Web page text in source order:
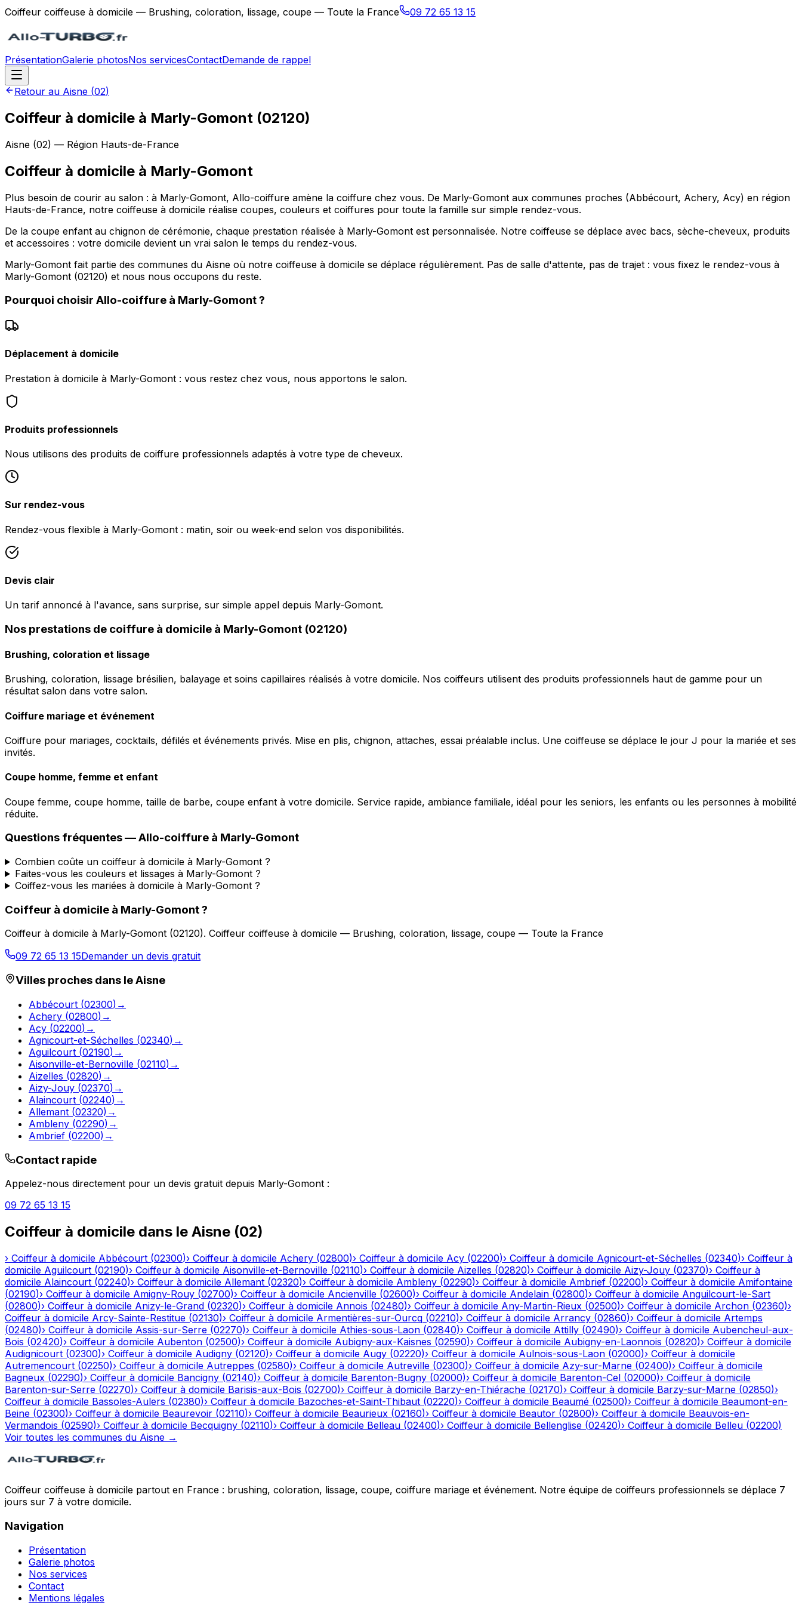
Coiffeur coiffeuse à domicile — Brushing, coloration, lissage, coupe — Toute la France 09 72 65 13 15
PrésentationGalerie photosNos servicesContactDemande de rappel
Retour au Aisne (02)
Coiffeur à domicile à Marly-Gomont (02120)
Aisne (02) — Région Hauts-de-France
Coiffeur à domicile à Marly-Gomont
Plus besoin de courir au salon : à Marly-Gomont, Allo-coiffure amène la coiffure chez vous. De Marly-Gomont aux communes proches (Abbécourt, Achery, Acy) en région
Hauts-de-France, notre coiffeuse à domicile réalise coupes, couleurs et coiffures pour toute la famille sur simple rendez-vous.
De la coupe enfant au chignon de cérémonie, chaque prestation réalisée à Marly-Gomont est personnalisée. Notre coiffeuse se déplace avec bacs, sèche-cheveux, produits
et accessoires : votre domicile devient un vrai salon le temps du rendez-vous.
Marly-Gomont fait partie des communes du Aisne où notre coiffeuse à domicile se déplace régulièrement. Pas de salle d'attente, pas de trajet : vous fixez le rendez-vous à
Marly-Gomont (02120) et nous nous occupons du reste.
Pourquoi choisir Allo-coiffure à Marly-Gomont?
Déplacement à domicile
Prestation à domicile à Marly-Gomont : vous restez chez vous, nous apportons le salon.
Produits professionnels
Nous utilisons des produits de coiffure professionnels adaptés à votre type de cheveux.
Sur rendez-vous
Rendez-vous flexible à Marly-Gomont : matin, soir ou week-end selon vos disponibilités.
Devis clair
Un tarif annoncé à l'avance, sans surprise, sur simple appel depuis Marly-Gomont.
Nos prestations de coiffure à domicile à Marly-Gomont (02120)
Brushing, coloration et lissage
Brushing, coloration, lissage brésilien, balayage et soins capillaires réalisés à votre domicile. Nos coiffeurs utilisent des produits professionnels haut de gamme pour un
résultat salon dans votre salon.
Coiffure mariage et événement
Coiffure pour mariages, cocktails, défilés et événements privés. Mise en plis, chignon, attaches, essai préalable inclus. Une coiffeuse se déplace le jour J pour la mariée et ses
invités.
Coupe homme, femme et enfant
Coupe femme, coupe homme, taille de barbe, coupe enfant à votre domicile. Service rapide, ambiance familiale, idéal pour les seniors, les enfants ou les personnes à mobilité
réduite.
Questions fréquentes —Allo-coiffure à Marly-Gomont
Combien coûte un coiffeur à domicile à Marly-Gomont ?
Faites-vous les couleurs et lissages à Marly-Gomont ?
Coiffez-vous les mariées à domicile à Marly-Gomont ?
Coiffeur à domicile à Marly-Gomont?
Coiffeur à domicile à Marly-Gomont (02120). Coiffeur coiffeuse à domicile — Brushing, coloration, lissage, coupe — Toute la France
09 72 65 13 15Demander un devis gratuit
Villes proches dans leAisne
Abbécourt (02300) →
Achery (02800) →
Acy (02200) →
Agnicourt-et-Séchelles (02340) →
Aguilcourt (02190) →
Aisonville-et-Bernoville (02110) →
Aizelles (02820) →
Aizy-Jouy (02370) →
Alaincourt (02240) →
Allemant (02320) →
Ambleny (02290) →
Ambrief (02200) →
Contact rapide
Appelez-nous directement pour un devis gratuit depuis Marly-Gomont :
09 72 65 13 15
Coiffeur à domicile dans le Aisne (02)
› Coiffeur à domicile Abbécourt (02300)› Coiffeur à domicile Achery (02800)› Coiffeur à domicile Acy (02200)› Coiffeur à domicile Agnicourt-et-Séchelles (02340)› Coiffeur à
domicile Aguilcourt (02190)› Coiffeur à domicile Aisonville-et-Bernoville (02110)› Coiffeur à domicile Aizelles (02820)› Coiffeur à domicile Aizy-Jouy (02370)› Coiffeur à
domicile Alaincourt (02240)› Coiffeur à domicile Allemant (02320)› Coiffeur à domicile Ambleny (02290)› Coiffeur à domicile Ambrief (02200)› Coiffeur à domicile Amifontaine
(02190)› Coiffeur à domicile Amigny-Rouy (02700)› Coiffeur à domicile Ancienville (02600)› Coiffeur à domicile Andelain (02800)› Coiffeur à domicile Anguilcourt-le-Sart
(02800)› Coiffeur à domicile Anizy-le-Grand (02320)› Coiffeur à domicile Annois (02480)› Coiffeur à domicile Any-Martin-Rieux (02500)› Coiffeur à domicile Archon (02360)›
Coiffeur à domicile Arcy-Sainte-Restitue (02130)› Coiffeur à domicile Armentières-sur-Ourcq (02210)› Coiffeur à domicile Arrancy (02860)› Coiffeur à domicile Artemps
(02480)› Coiffeur à domicile Assis-sur-Serre (02270)› Coiffeur à domicile Athies-sous-Laon (02840)› Coiffeur à domicile Attilly (02490)› Coiffeur à domicile Aubencheul-aux-
Bois (02420)› Coiffeur à domicile Aubenton (02500)› Coiffeur à domicile Aubigny-aux-Kaisnes (02590)› Coiffeur à domicile Aubigny-en-Laonnois (02820)› Coiffeur à domicile
Audignicourt (02300)› Coiffeur à domicile Audigny (02120)› Coiffeur à domicile Augy (02220)› Coiffeur à domicile Aulnois-sous-Laon (02000)› Coiffeur à domicile
Autremencourt (02250)› Coiffeur à domicile Autreppes (02580)› Coiffeur à domicile Autreville (02300)› Coiffeur à domicile Azy-sur-Marne (02400)› Coiffeur à domicile
Bagneux (02290)› Coiffeur à domicile Bancigny (02140)› Coiffeur à domicile Barenton-Bugny (02000)› Coiffeur à domicile Barenton-Cel (02000)› Coiffeur à domicile
Barenton-sur-Serre (02270)› Coiffeur à domicile Barisis-aux-Bois (02700)› Coiffeur à domicile Barzy-en-Thiérache (02170)› Coiffeur à domicile Barzy-sur-Marne (02850)›
Coiffeur à domicile Bassoles-Aulers (02380)› Coiffeur à domicile Bazoches-et-Saint-Thibaut (02220)› Coiffeur à domicile Beaumé (02500)› Coiffeur à domicile Beaumont-en-
Beine (02300)› Coiffeur à domicile Beaurevoir (02110)› Coiffeur à domicile Beaurieux (02160)› Coiffeur à domicile Beautor (02800)› Coiffeur à domicile Beauvois-en-
Vermandois (02590)› Coiffeur à domicile Becquigny (02110)› Coiffeur à domicile Belleau (02400)› Coiffeur à domicile Bellenglise (02420)› Coiffeur à domicile Belleu (02200)
Voir toutes les communes du Aisne →
Coiffeur coiffeuse à domicile partout en France : brushing, coloration, lissage, coupe, coiffure mariage et événement. Notre équipe de coiffeurs professionnels se déplace 7
jours sur 7 à votre domicile.
Navigation
Présentation
Galerie photos
Nos services
Contact
Mentions légales